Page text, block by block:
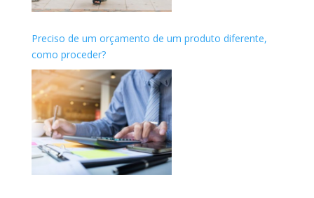
Preciso de um orçamento de um produto diferente,
como proceder?